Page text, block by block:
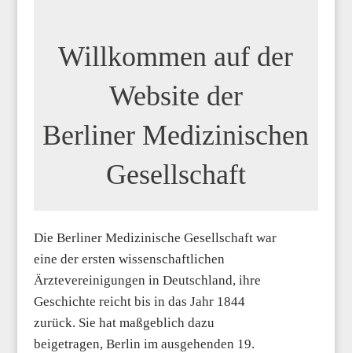
Willkommen auf der
Website der
Berliner Medizinischen
Gesellschaft
Die Berliner Medizinische Gesellschaft war
eine der ersten wissenschaftlichen
Ärztevereinigungen in Deutschland, ihre
Geschichte reicht bis in das Jahr 1844
zurück. Sie hat maßgeblich dazu
beigetragen, Berlin im ausgehenden 19.